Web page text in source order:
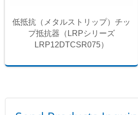
低抵抗（メタルストリップ）チッ
プ抵抗器（LRPシリーズ
LRP12DTCSR075）